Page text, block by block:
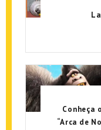
Conheça
“Arca de